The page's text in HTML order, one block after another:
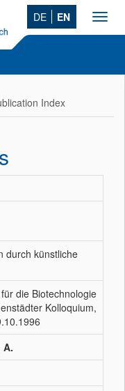
DE EN
Index
durch künstliche
die Biotechnologie
Kolloquium,
A.